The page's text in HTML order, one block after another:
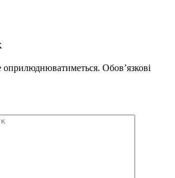
оприлюднюватиметься. Обов’язкові